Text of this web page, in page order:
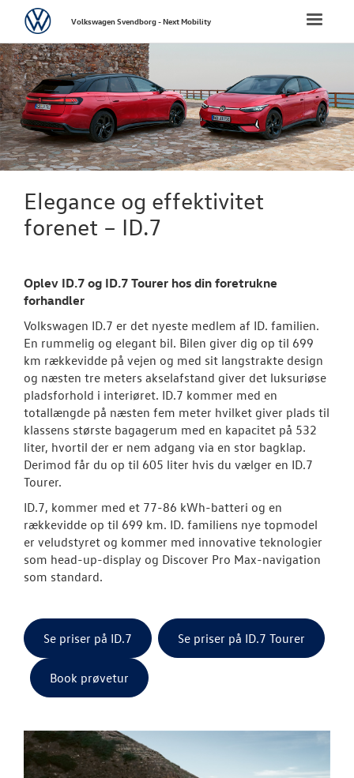
NYE
Bestil
ID. Cross
T-Roc
ID.3 Neo
ID.4
ID. Polo
Book en
ID. Buzz
Book en
NYE VAREBILER
Toggle
VolkswagenVolkswagen Svendborg - Next Mobility
Elegance og effektivitet
forenet – ID.7
Oplev ID.7 og ID.7 Tourer hos din foretrukne
forhandler
Volkswagen ID.7 er det nyeste medlem af ID. familien.
En rummelig og elegant bil. Bilen giver dig op til 699
km rækkevidde på vejen og med sit langstrakte design
og næsten tre meters akselafstand giver det luksuriøse
pladsforhold i interiøret. ID.7 kommer med en
totallængde på næsten fem meter hvilket giver plads til
klassens største bagagerum med en kapacitet på 532
liter, hvortil der er nem adgang via en stor bagklap.
Derimod får du op til 605 liter hvis du vælger en ID.7
Tourer.
ID.7, kommer med et 77-86 kWh-batteri og en
rækkevidde op til 699 km. ID. familiens nye topmodel
er veludstyret og kommer med innovative teknologier
som head-up-display og Discover Pro Max-navigation
som standard.
Se priser på ID.7 Se priser på ID.7 Tourer
Book prøvetur